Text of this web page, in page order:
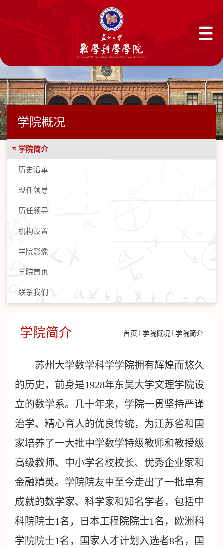
学院概况
学院简介
历史沿革
现任领导
历任领导
机构设置
学院影像
学院黄页
联系我们
首页 学院概况 学院简介
学院简介
苏州大学数学科学学院拥有辉煌而悠久
的历史，前身是1928年东吴大学文理学院设
立的数学系。几十年来，学院一贯坚持严谨
治学、精心育人的优良传统，为江苏省和国
家培养了一大批中学数学特级教师和教授级
高级教师、中小学名校校长、优秀企业家和
金融精英。学院院友中至今走出了一批卓有
成就的数学家、科学家和知名学者，包括中
科院院士1名，日本工程院院士1名，欧洲科
学院院士1名，国家人才计划入选者8名，国